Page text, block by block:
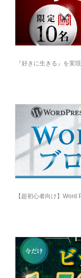
『好きに生きる』を実
【超初心者向け】